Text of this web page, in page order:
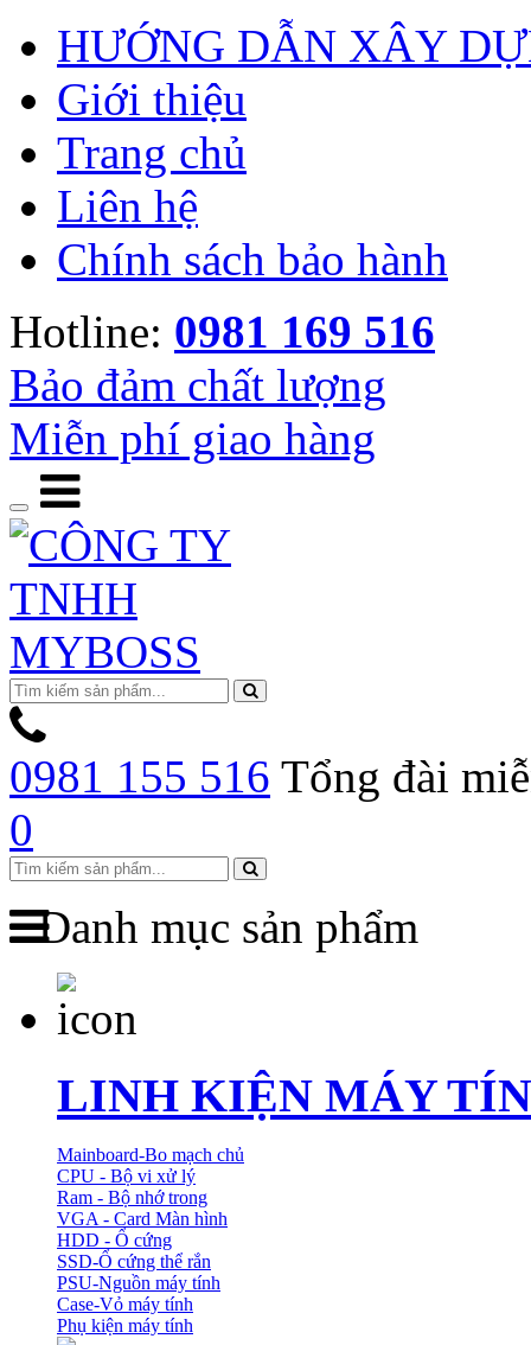
HƯỚNG DẪN XÂY
Giới thiệu
Trang chủ
Liên hệ
Chính sách bảo hành
Hotline: 0981 169 516
Bảo đảm chất lượng
Miễn phí giao hàng
0981 155 516 Tổng đài
0
Danh mục sản phẩm
LINH KIỆN MÁY
Mainboard-Bo mạch chủ
CPU - Bộ vi xử lý
Ram - Bộ nhớ trong
VGA - Card Màn hình
HDD - Ổ cứng
SSD-Ổ cứng thể rắn
PSU-Nguồn máy tính
Case-Vỏ máy tính
Phụ kiện máy tính